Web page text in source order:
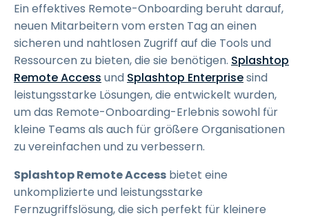
Ein effektives Remote-Onboarding beruht darauf,
neuen Mitarbeitern vom ersten Tag an einen
sicheren und nahtlosen Zugriff auf die Tools und
Ressourcen zu bieten, die sie benötigen. Splashtop
Remote Access und Splashtop Enterprisesind
leistungsstarke Lösungen, die entwickelt wurden,
um das Remote-Onboarding-Erlebnis sowohl für
kleine Teams als auch für größere Organisationen
zu vereinfachen und zu verbessern.
Splashtop Remote Access bietet eine
unkomplizierte und leistungsstarke
Fernzugriffslösung, die sich perfekt für kleinere